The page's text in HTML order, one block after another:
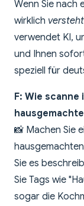
Wenn Sie nach
wirklich versteht
verwendet KI,
und Ihnen
speziell für
F: Wie scanne
📸 Machen Sie
Sie es
Sie Tags wie
sogar die